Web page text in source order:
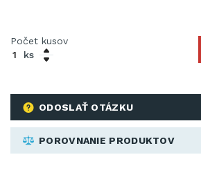
ODOSLAŤ OTÁZKU
POROVNANIE PRODUKTOV
Počet kusov
ks